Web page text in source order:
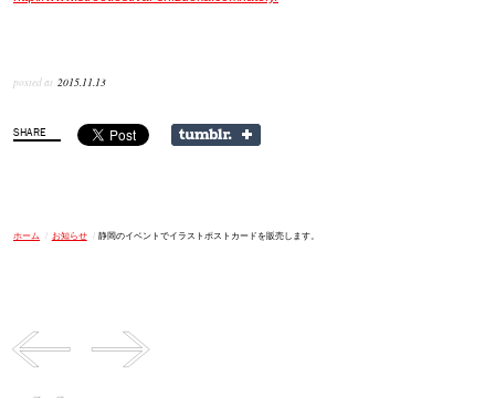
posted at 2015.11.13
ホーム / お知らせ / 静岡のイベントでイラストポストカードを販売します。